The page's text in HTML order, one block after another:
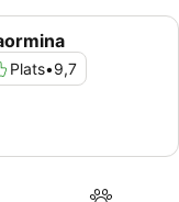
Plats•9,7